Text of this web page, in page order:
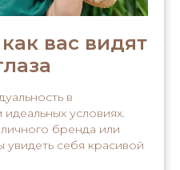
вас видят
в
условиях.
бренда или
себя красивой